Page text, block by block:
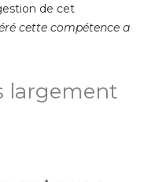
de cet
cette compétence a
largement